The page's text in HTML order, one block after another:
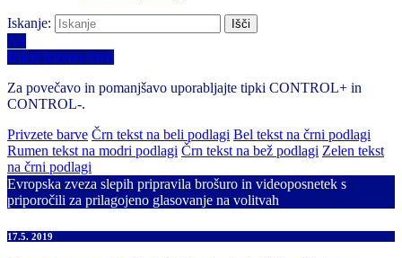
Iskanje:
A+
Izberi barvno temo
Za povečavo in pomanjšavo uporabljajte tipki CONTROL+ in
CONTROL-.
Privzete barve Črn tekst na beli podlagi Bel tekst na črni podlagi
Rumen tekst na modri podlagi Črn tekst na bež podlagi Zelen tekst
na črni podlagi
Evropska zveza slepih pripravila brošuro in videoposnetek s
priporočili za prilagojeno glasovanje na volitvah
17.5. 2019